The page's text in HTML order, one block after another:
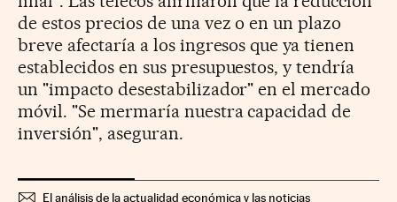
de estos precios de una vez o en un plazo
breve afectaría a los ingresos que ya tienen
establecidos en sus presupuestos, y tendría
un "impacto desestabilizador" en el mercado
móvil. "Se mermaría nuestra capacidad de
inversión", aseguran.
El análisis de la actualidad económica y las noticias